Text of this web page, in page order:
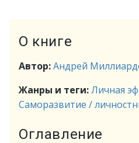
О книге
Автор:Андрей
Жанры и теги:Личная
Саморазвитие /
Оглавление